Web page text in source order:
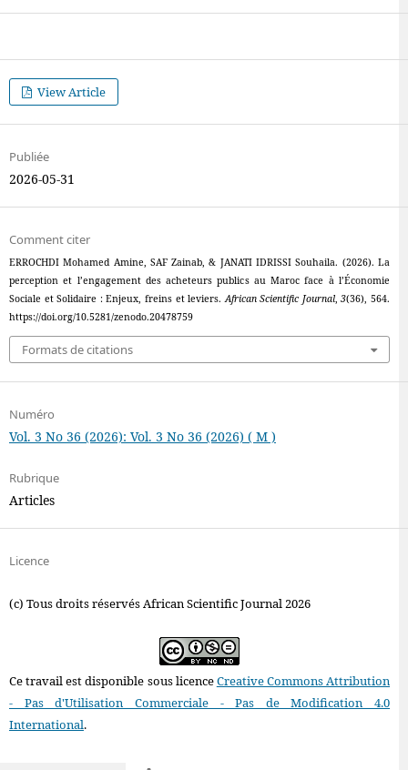
View Article
Publiée
2026-05-31
Comment citer
ERROCHDI Mohamed Amine, SAF Zainab, & JANATI IDRISSI Souhaila. (2026). La
perception et l’engagement des acheteurs publics au Maroc face à l’Économie
Sociale et Solidaire : Enjeux, freins et leviers.African Scientific Journal,3(36), 564.
https://doi.org/10.5281/zenodo.20478759
Formats de citations
Numéro
Vol. 3 No 36 (2026): Vol. 3 No 36 (2026) ( M )
Rubrique
Articles
Licence
(c) Tous droits réservés African Scientific Journal 2026
Ce travail est disponible sous licenceCreative Commons Attribution
- Pas d'Utilisation Commerciale - Pas de Modification 4.0
International.